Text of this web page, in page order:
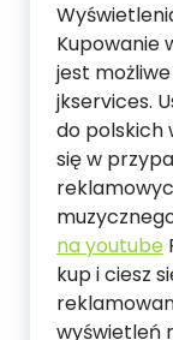
Kupowanie
jest
jkservices.
do polskich
się w
na youtube
kup i ciesz
wyświetleń